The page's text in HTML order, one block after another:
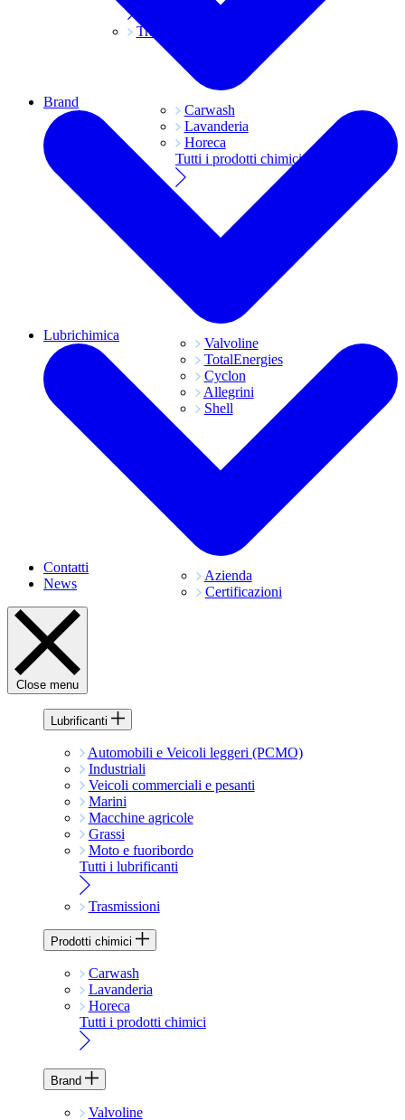
Trasmissioni
Carwash
Lavanderia
Horeca
Tutti i prodotti chimici
Brand
Valvoline
TotalEnergies
Cyclon
Allegrini
Shell
Lubrichimica
Azienda
Certificazioni
Contatti
News
Close menu
Lubrificanti
Automobili e Veicoli leggeri (PCMO)
Industriali
Veicoli commerciali e pesanti
Marini
Macchine agricole
Grassi
Moto e fuoribordo
Tutti i lubrificanti
Trasmissioni
Prodotti chimici
Carwash
Lavanderia
Horeca
Tutti i prodotti chimici
Brand
Valvoline